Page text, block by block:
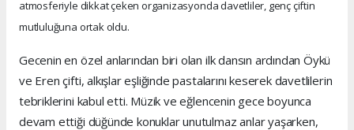
atmosferiyle dikkat çeken organizasyonda davetliler, genç çiftin
mutluluğuna ortak oldu.
Gecenin en özel anlarından biri olan ilk dansın ardından Öykü
ve Eren çifti, alkışlar eşliğinde pastalarını keserek davetlilerin
tebriklerini kabul etti. Müzik ve eğlencenin gece boyunca
devam ettiği düğünde konuklar unutulmaz anlar yaşarken,